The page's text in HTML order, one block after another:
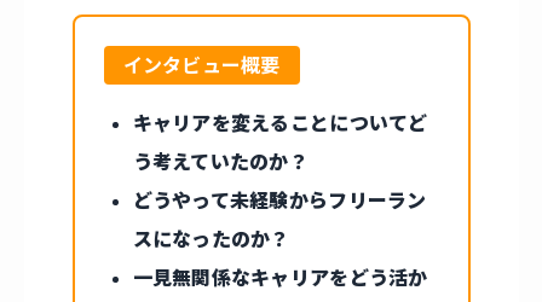
インタビュー概要
キャリアを変えることについてど
う考えていたのか？
どうやって未経験からフリーラン
スになったのか？
一見無関係なキャリアをどう活か